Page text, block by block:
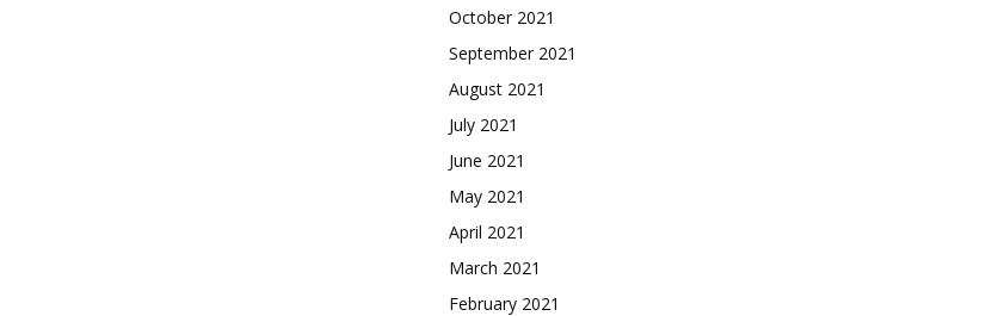
October 2021
September 2021
August 2021
July 2021
June 2021
May 2021
April 2021
March 2021
February 2021